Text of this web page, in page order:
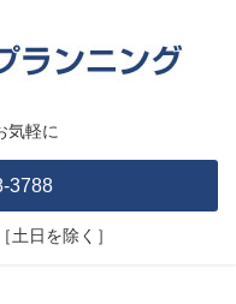
気軽に
3788
［土日を除く］